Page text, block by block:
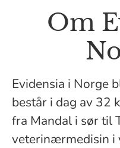
Om
Evidensia i Norge
består i dag av 32
fra Mandal i sør til
veterinærmedisin i